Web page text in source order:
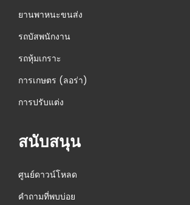
ยานพาหนะขนส่ง
รถบัสพนักงาน
รถหุ้มเกราะ
การเกษตร (ลอร่า)
การปรับแต่ง
สนับสนุน
ศูนย์ดาวน์โหลด
คำถามที่พบบ่อย